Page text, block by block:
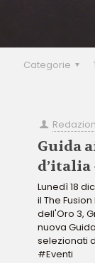
Categorie
Guida
d’italia
Lunedì 18
il The
dell'Oro 3,
nuova
selezionati
#Eventi